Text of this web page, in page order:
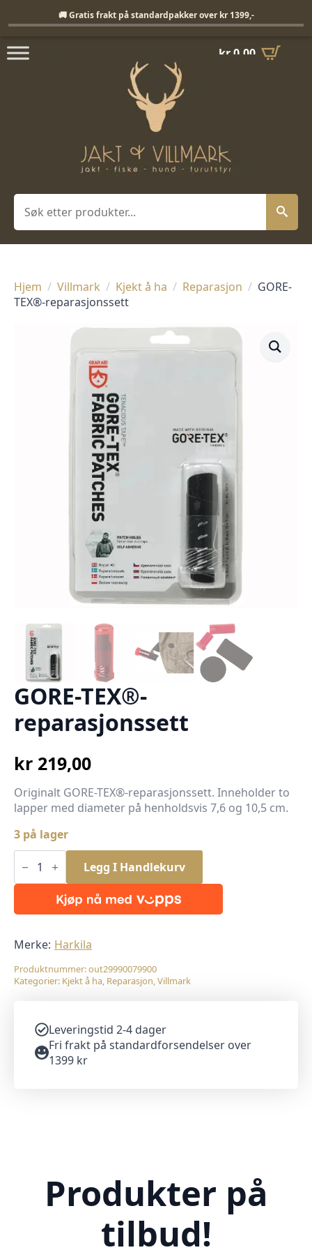
kr0,00
Søk
Hjem Villmark Kjekt å ha Reparasjon
GORE-
TEX®-reparasjonssett
GORE-TEX®-
reparasjonssett
kr 219,00
Originalt GORE-TEX®-reparasjonssett. Inneholder to
lapper med diameter på henholdsvis 7,6 og 10,5 cm.
3 på lager
GORE-
TEX®-
antall
Legg I Handlekurv
Merke: Harkila
Produktnummer:out29990079900
Kategorier: Kjekt å ha, Reparasjon,Villmark
Leveringstid 2-4 dager
Fri frakt på standardforsendelser over
1399 kr
Produkter på
tilbud!
🚚 Gratis frakt på standardpakker over kr 1399,-